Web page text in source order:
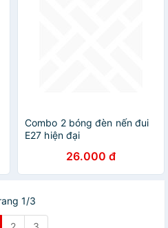
Combo 2 bóng đèn nến đui
E27 hiện đại
26.000 đ
1/3